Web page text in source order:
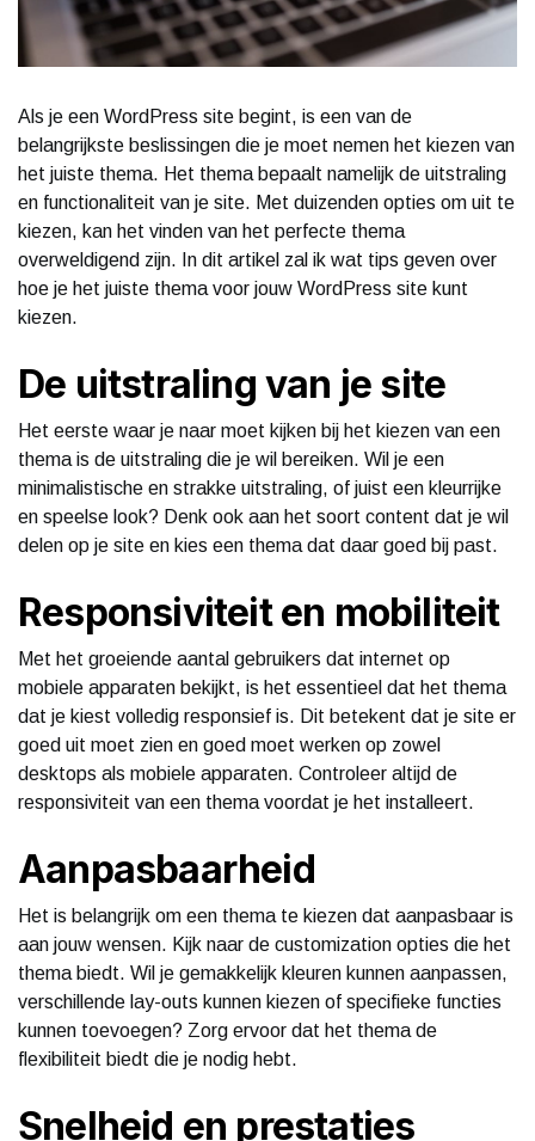
Als je een WordPress site begint, is een van de
belangrijkste beslissingen die je moet nemen het kiezen van
het juiste thema. Het thema bepaalt namelijk de uitstraling
en functionaliteit van je site. Met duizenden opties om uit te
kiezen, kan het vinden van het perfecte thema
overweldigend zijn. In dit artikel zal ik wat tips geven over
hoe je het juiste thema voor jouw WordPress site kunt
kiezen.
De uitstraling van je site
Het eerste waar je naar moet kijken bij het kiezen van een
thema is de uitstraling die je wil bereiken. Wil je een
minimalistische en strakke uitstraling, of juist een kleurrijke
en speelse look? Denk ook aan het soort content dat je wil
delen op je site en kies een thema dat daar goed bij past.
Responsiviteit en mobiliteit
Met het groeiende aantal gebruikers dat internet op
mobiele apparaten bekijkt, is het essentieel dat het thema
dat je kiest volledig responsief is. Dit betekent dat je site er
goed uit moet zien en goed moet werken op zowel
desktops als mobiele apparaten. Controleer altijd de
responsiviteit van een thema voordat je het installeert.
Aanpasbaarheid
Het is belangrijk om een thema te kiezen dat aanpasbaar is
aan jouw wensen. Kijk naar de customization opties die het
thema biedt. Wil je gemakkelijk kleuren kunnen aanpassen,
verschillende lay-outs kunnen kiezen of specifieke functies
kunnen toevoegen? Zorg ervoor dat het thema de
flexibiliteit biedt die je nodig hebt.
Snelheid en prestaties